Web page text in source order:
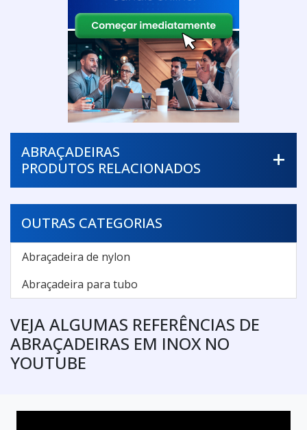
ABRAÇADEIRAS
PRODUTOS RELACIONADOS
OUTRAS CATEGORIAS
Abraçadeira de nylon
Abraçadeira para tubo
VEJA ALGUMAS REFERÊNCIAS DE
ABRAÇADEIRAS EM INOX NO
YOUTUBE